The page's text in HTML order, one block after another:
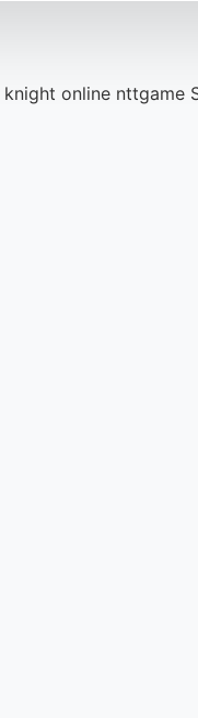
knight online nttgame